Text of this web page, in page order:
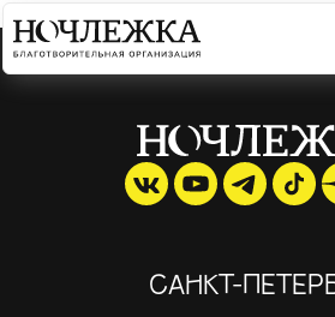
Элемент не
САНКТ-